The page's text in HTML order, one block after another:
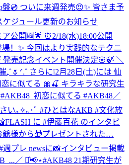
💿 ついに来週発売😍✨ 皆さま予
ジュール更新のお知らせ
ア公開🆕🌟 ⏰2/18(水)18:00公開
！✨ 今回はより実践的なテクニ
売記念イベント開催決定🌸🍃 ＼
さらに❕2月28日(土)には 仙
に似てる 🎀🍒 キラキラな研究生
初恋に似てる #AKB48／
い｡✧｡･ﾟ #ひとはなAKB #文化放
に #伊藤百花 のインタビ
爺様から🎁プレゼントされた…
プレ newsに📸インタビュー掲載
／ ⋆͛📢⋆#AKB48 21期研究生が